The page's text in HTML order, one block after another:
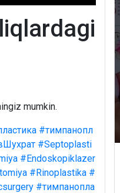
mumkin.
#тимпанопл
#Septoplasti
#Endoskopiklazer
#Rinoplastika #
#тимпанопла